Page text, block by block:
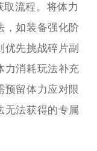
取流程。将体力
，如装备强化阶
先挑战碎片副
力消耗玩法补充
预留体力应对限
无法获得的专属